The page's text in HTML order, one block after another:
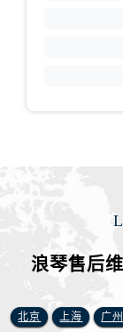
浪琴售后
北京 上海 广州